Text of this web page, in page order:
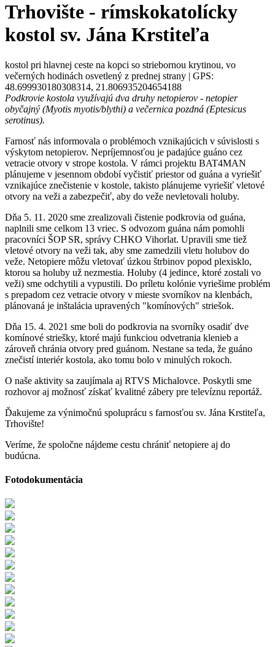
Trhovište - rímskokatolícky
kostol sv. Jána Krstiteľa
kostol pri hlavnej ceste na kopci so striebornou krytinou, vo
večerných hodinách osvetlený z prednej strany | GPS:
48.699930180308314, 21.806935204654188
Podkrovie kostola využívajú dva druhy netopierov - netopier
obyčajný (Myotis myotis/blythi) a večernica pozdná (Eptesicus
serotinus).
Farnosť nás informovala o problémoch vznikajúcich v súvislosti s
výskytom netopierov. Nepríjemnosťou je padajúce guáno cez
vetracie otvory v strope kostola. V rámci projektu BAT4MAN
plánujeme v jesennom období vyčistiť priestor od guána a vyriešiť
vznikajúce znečistenie v kostole, takisto plánujeme vyriešiť vletové
otvory na veži a zabezpečiť, aby do veže nevletovali holuby.
Dňa 5. 11. 2020 sme zrealizovali čistenie podkrovia od guána,
naplnili sme celkom 13 vriec. S odvozom guána nám pomohli
pracovníci ŠOP SR, správy CHKO Vihorlat. Upravili sme tiež
vletové otvory na veži tak, aby sme zamedzili vletu holubov do
veže. Netopiere môžu vletovať úzkou štrbinov popod plexisklo,
ktorou sa holuby už nezmestia. Holuby (4 jedince, ktoré zostali vo
veži) sme odchytili a vypustili. Do príletu kolónie vyriešime problém
s prepadom cez vetracie otvory v mieste svorníkov na klenbách,
plánovaná je inštalácia upravených "komínových" striešok.
Dňa 15. 4. 2021 sme boli do podkrovia na svorníky osadiť dve
komínové striešky, ktoré majú funkciou odvetrania klenieb a
zároveň chránia otvory pred guánom. Nestane sa teda, že guáno
znečistí interiér kostola, ako tomu bolo v minulých rokoch.
O naše aktivity sa zaujímala aj RTVS Michalovce. Poskytli sme
rozhovor aj možnosť získať kvalitné zábery pre televíznu reportáž.
Ďakujeme za výnimočnú spoluprácu s farnosťou sv. Jána Krstiteľa,
Trhovište!
Veríme, že spoločne nájdeme cestu chrániť netopiere aj do
budúcna.
Fotodokumentácia